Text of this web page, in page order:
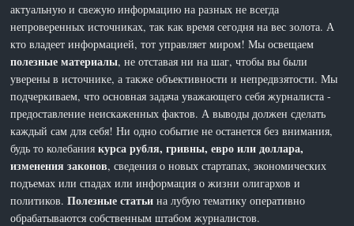
актуальную и свежую информацию на разных не всегда
непроверенных источниках, так как время сегодня на вес золота. А
кто владеет информацией, тот управляет миром! Мы освещаем
полезные материалы, не отставая ни на шаг, чтобы вы были
уверены в источнике, а также объективности и непредвзятости. Мы
подчеркиваем, что основная задача уважающего себя журналиста -
предоставление неискаженных фактов. А выводы должен сделать
каждый сам для себя! Ни одно событие не останется без внимания,
будь то колебаниякурса рубля, гривны, евро или доллара,
изменения законов, сведения о новых стартапах, экономических
подъемах или спадах или информация о жизни олигархов и
политиков.Полезные статьи на лубую тематику оперативно
обрабатываются собственным штабом журналистов.